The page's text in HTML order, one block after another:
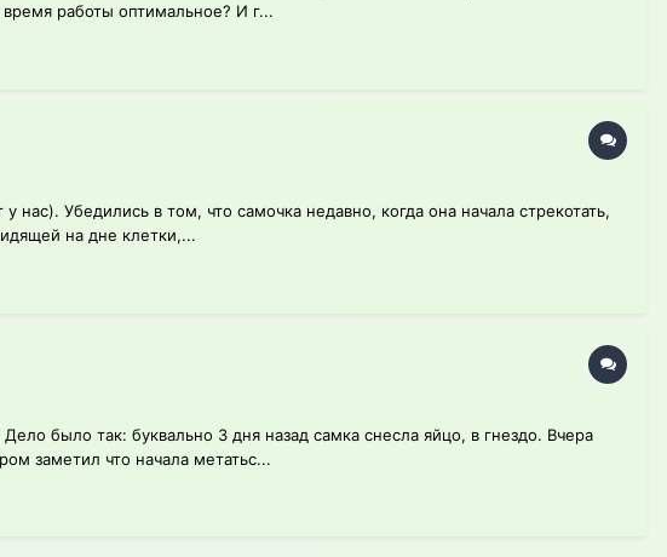
работы оптимальное? И г...
Убедились в том, что самочка недавно, когда она начала стрекотать,
на дне клетки,...
было так: буквально 3 дня назад самка снесла яйцо, в гнездо. Вчера
заметил что начала метатьс...